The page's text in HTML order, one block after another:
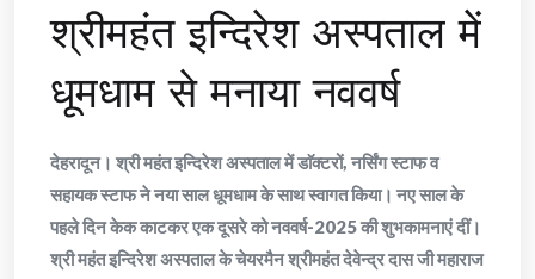
श्रीमहंत इन्दिरेश अस्पताल में
धूमधाम से मनाया नववर्ष
देहरादून। श्री महंत इन्दिरेश अस्पताल में डाॅक्टरों, नर्सिंग स्टाफ व
सहायक स्टाफ ने नया साल धूमधाम के साथ स्वागत किया। नए साल के
पहले दिन केक काटकर एक दूसरे को नववर्ष-2025 की शुभकामनाएं दीं।
श्री महंत इन्दिरेश अस्पताल के चेयरमैन श्रीमहंत देवेन्द्र दास जी महाराज